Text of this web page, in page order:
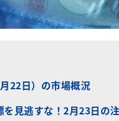
22日）の市場概況
を見逃すな！2月23日の